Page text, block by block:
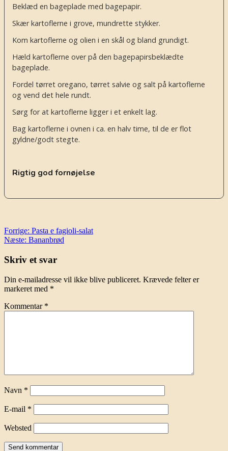
Beklæd en bageplade med bagepapir.
Skær kartoflerne i grove, mundrette stykker.
Kom kartoflerne og olien i en skål og bland grundigt.
Hæld kartoflerne over på den bagepapirsbeklædte
bageplade.
Fordel tørret oregano, tørret salvie og salt på kartoflerne
og vend det hele rundt.
Sørg for at kartoflerne ligger i et enkelt lag.
Bag kartoflerne i ovnen i ca. en halv time, til de er flot
gyldne/godt stegte.
Rigtig god fornøjelse
Indlægsnavigation
Forrige: Pasta e fagioli-salat
Næste: Bananbrød
Skriv et svar
Din e-mailadresse vil ikke blive publiceret. Krævede felter er
markeret med *
Kommentar *
Navn *
E-mail *
Websted